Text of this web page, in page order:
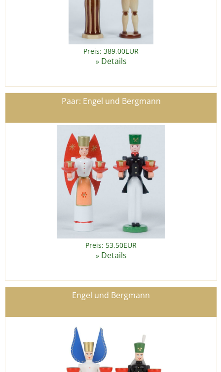
Preis: 389,00EUR
» Details
Paar: Engel und Bergmann
Preis: 53,50EUR
» Details
Engel und Bergmann